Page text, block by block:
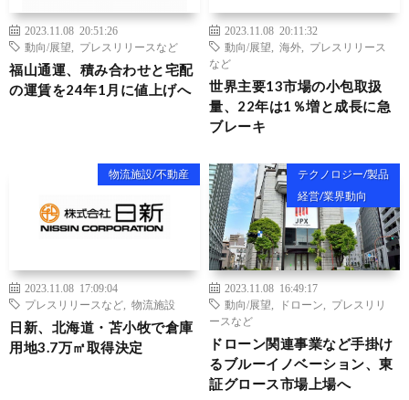
2023.11.08 20:51:26
動向/展望
プレスリリースなど
福山通運、積み合わせと宅配
の運賃を24年1月に値上げへ
2023.11.08 20:11:32
動向/展望
海外
プレスリリース
など
世界主要13市場の小包取扱
量、22年は1％増と成長に急
ブレーキ
物流施設/不動産
2023.11.08 17:09:04
プレスリリースなど
物流施設
日新、北海道・苫小牧で倉庫
用地3.7万㎡取得決定
テクノロジー/製品
経営/業界動向
2023.11.08 16:49:17
動向/展望
ドローン
プレスリリ
ースなど
ドローン関連事業など手掛け
るブルーイノベーション、東
証グロース市場上場へ